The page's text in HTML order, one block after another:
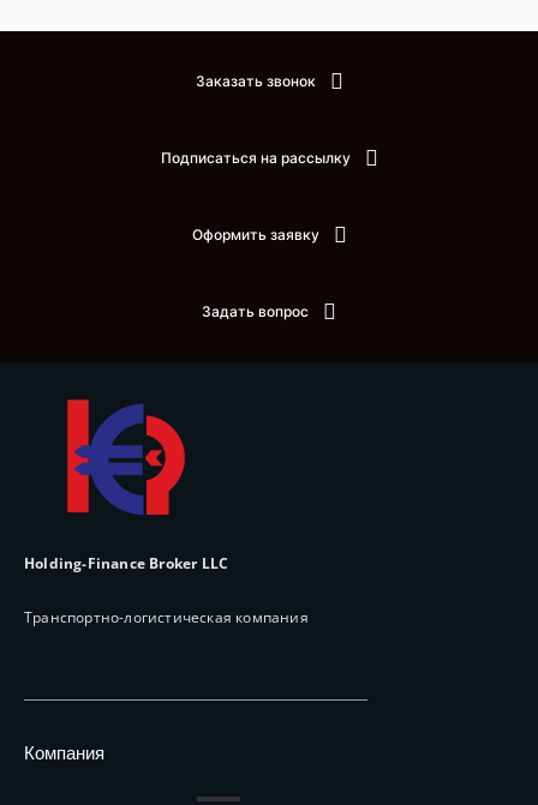
Заказать звонок
Подписаться на рассылку
Оформить заявку
Задать вопрос
Holding-Finance Broker LLC
Транспортно-логистическая компания
Компания